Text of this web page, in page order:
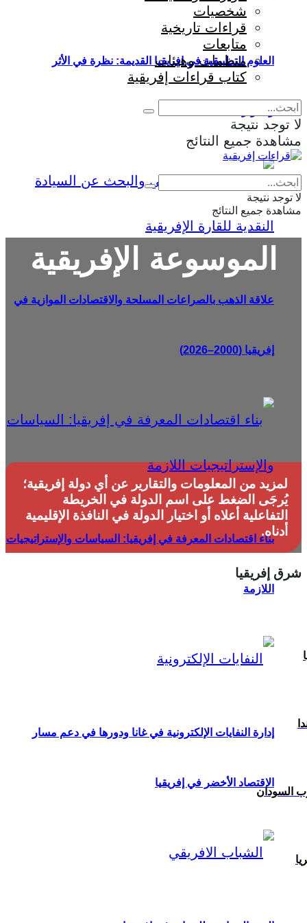
العلوم التطبيقية في إفريقيا القديمة: نظرة في الأثر
والمؤثرات
علاقة الذهب بالصراعات المسلحة والاقتصادات الموازية في
إفريقيا (2000–2026)
بناء اقتصادات المعرفة في إفريقيا: السياسات والإستراتيجيات
اللازمة
إدارة النفايات الإلكترونية في غانا ودورها في دعم مسار
الاقتصاد الأخضر في إفريقيا
شخصيات
قراءات تاريخية
متابعات
منظمات وهيئات
كتاب قراءات إفريقية
لا توجد نتيجة
مشاهدة جميع النتائج
لا توجد نتيجة
مشاهدة جميع النتائج
الموسوعة الإفريقية
لمزيد من المعلومات والتقارير عن أي دولة إفريقية؛
يُرجَى الضغط على اسم الدولة في الخريطة
التفاعلية أعلاه أو اختيار الدولة في النافذة الإقليمية
أدناه.
شرق إفريقيا
السودان